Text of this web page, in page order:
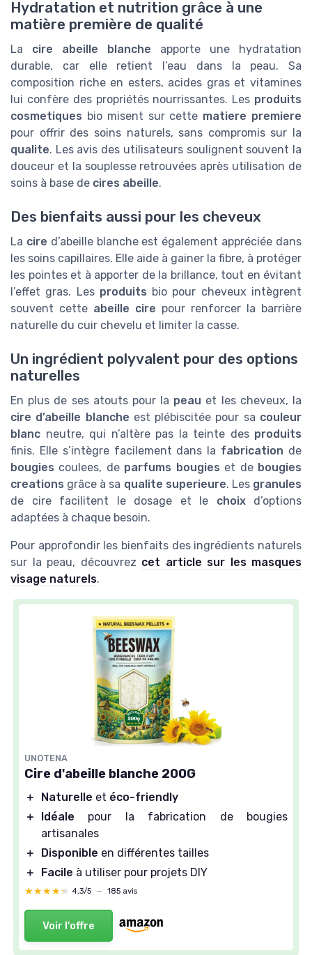
Hydratation et nutrition grâce à une
matière première de qualité
La cire abeille blanche apporte une hydratation
durable, car elle retient l’eau dans la peau. Sa
composition riche en esters, acides gras et vitamines
lui confère des propriétés nourrissantes. Les produits
cosmetiques bio misent sur cette matiere premiere
pour offrir des soins naturels, sans compromis sur la
qualite. Les avis des utilisateurs soulignent souvent la
douceur et la souplesse retrouvées après utilisation de
soins à base de cires abeille.
Des bienfaits aussi pour les cheveux
La cire d’abeille blanche est également appréciée dans
les soins capillaires. Elle aide à gainer la fibre, à protéger
les pointes et à apporter de la brillance, tout en évitant
l’effet gras. Les produits bio pour cheveux intègrent
souvent cette abeille cire pour renforcer la barrière
naturelle du cuir chevelu et limiter la casse.
Un ingrédient polyvalent pour des options
naturelles
En plus de ses atouts pour la peau et les cheveux, la
cire d’abeille blanche est plébiscitée pour sa couleur
blanc neutre, qui n’altère pas la teinte des produits
finis. Elle s’intègre facilement dans la fabrication de
bougies coulees, de parfums bougies et de bougies
creations grâce à sa qualite superieure. Les granules
de cire facilitent le dosage et le choixd’options
adaptées à chaque besoin.
Pour approfondir les bienfaits des ingrédients naturels
sur la peau, découvrez cet article sur les masques
visage naturels.
UNOTENA
Cire d'abeille blanche 200G
＋ Naturelle et éco-friendly
＋
Idéale pour la fabrication de bougies
artisanales
＋
Disponible en différentes tailles
＋
Facile à utiliser pour projets DIY
★★★★★
★★★★★ 4,3/5 — 185 avis
Voir l'offre